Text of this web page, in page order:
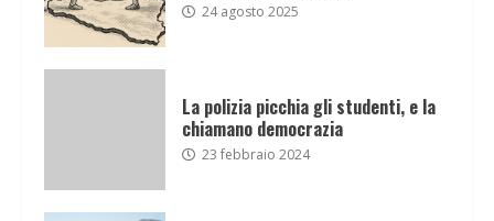
24 agosto 2025
La polizia picchia gli studenti, e la
chiamano democrazia
23 febbraio 2024